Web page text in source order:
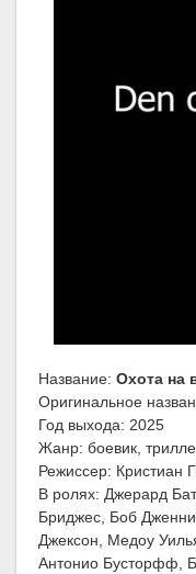
Название: Охота на
Оригинальное
Год выхода: 2025
Жанр: боевик,
Режиссер: Кристиан
В ролях: Джерард
Бриджес, Боб
Джексон, Медоу
Антонио Бусторфф,